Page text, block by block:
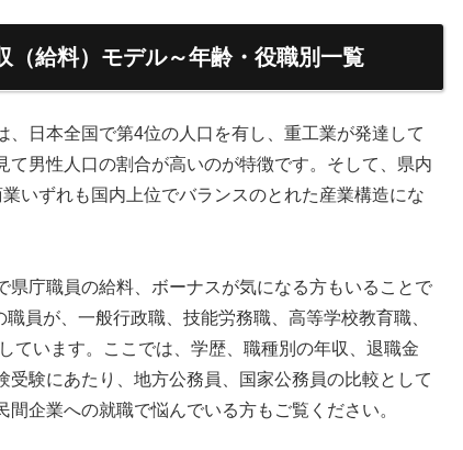
（給料）モデル～年齢・役職別一覧
、日本全国で第4位の人口を有し、重工業が発達して
て男性人口の割合が高いのが特徴です。そして、県内
いずれも国内上位でバランスのとれた産業構造にな
県庁職員の給料、ボーナスが気になる方もいることで
員が、一般行政職、技能労務職、高等学校教育職、
ています。ここでは、学歴、職種別の年収、退職金
受験にあたり、地方公務員、国家公務員の比較として
企業への就職で悩んでいる方もご覧ください。